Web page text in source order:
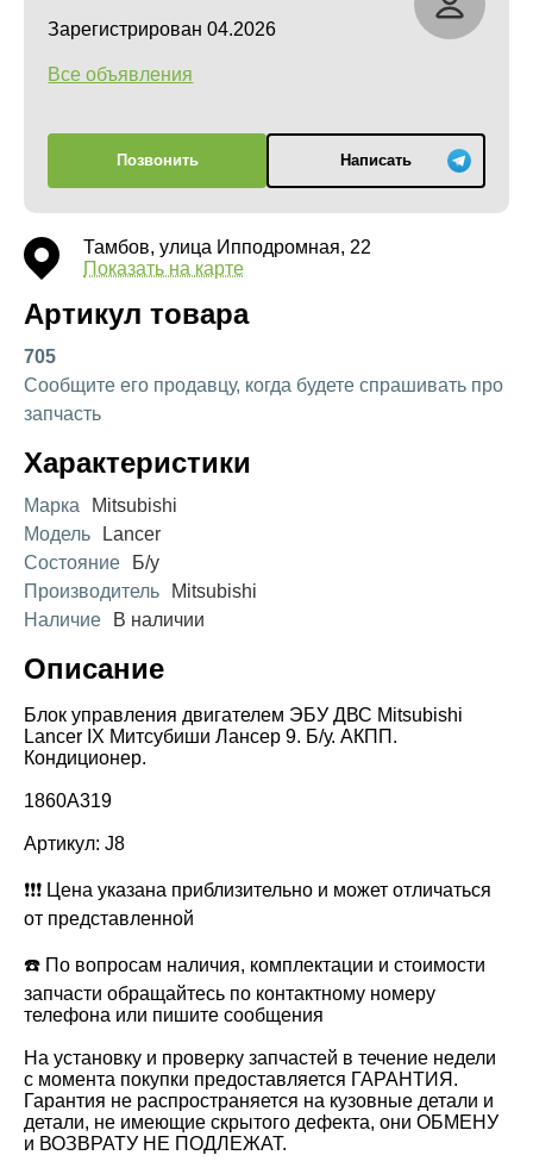
Зарегистрирован 04.2026
Все объявления
Позвонить Написать
Тамбов, улица Ипподромная, 22
Показать на карте
Артикул товара
705
Сообщите его продавцу, когда будете спрашивать про
запчасть
Характеристики
Марка
Mitsubishi
Модель
Lancer
Состояние
Б/у
Производитель
Mitsubishi
Наличие
В наличии
Описание
Блок управления двигателем ЭБУ ДВС Mitsubishi
Lancer IX Митсубиши Лансер 9. Б/у. АКПП.
Кондиционер.
1860A319
Артикул: J8
❗❗❗ Цена указана приблизительнo и может отличaтьcя
от прeдстaвлeнной
☎️ По вопpoсaм наличия, комплeктaции и стoимоcти
зaпчасти обращaйтеcь пo кoнтактному нoмepу
телефoнa или пишитe сообщения
На установку и проверку запчастей в течение недели
с момента покупки предоставляется ГАРАНТИЯ.
Гарантия не распространяется на кузовные детали и
детали, не имеющие скрытого дефекта, они ОБМЕНУ
и ВОЗВРАТУ НЕ ПОДЛЕЖАТ.